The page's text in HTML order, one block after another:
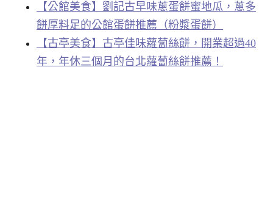
【公館美食】劉記古早味蔥蛋餅蜜地瓜，蔥多
餅厚料足的公館蛋餅推薦（粉漿蛋餅）
【古亭美食】古亭佳味蘿蔔絲餅，開業超過40
年，年休三個月的台北蘿蔔絲餅推薦！